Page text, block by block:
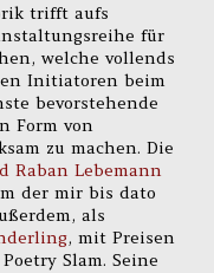
trifft aufs
für
welche vollends
Initiatoren beim
bevorstehende
Form von
zu machen. Die
Raban Lebemann
der mir bis dato
als
, mit Preisen
Slam. Seine